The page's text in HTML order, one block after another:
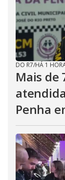
DO R7/HÁ 1
Mais de
Penha